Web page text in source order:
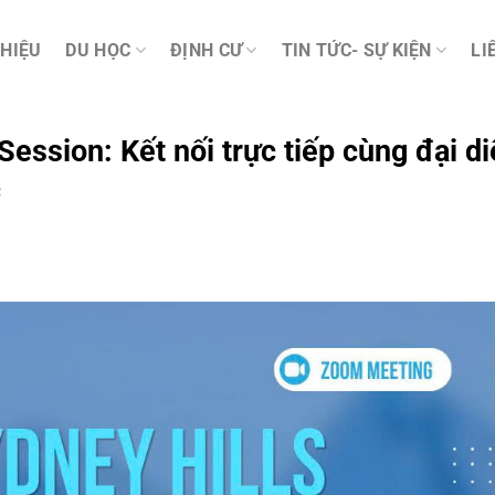
DU HỌC ĐỊNH CƯ TIN TỨC- SỰ KIỆN
Kết nối trực tiếp cùng đại